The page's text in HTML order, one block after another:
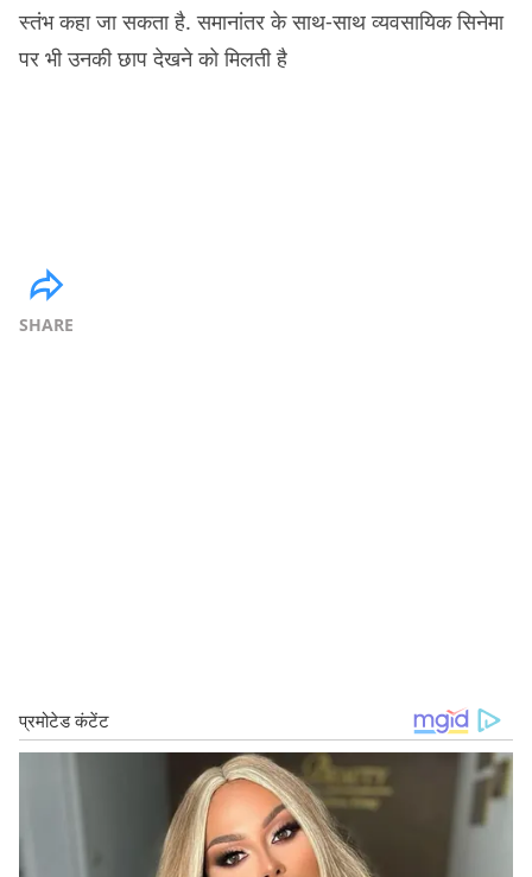
स्तंभ कहा जा सकता है. समानांतर के साथ-साथ व्यवसायिक सिनेमा
पर भी उनकी छाप देखने को मिलती है
SHARE